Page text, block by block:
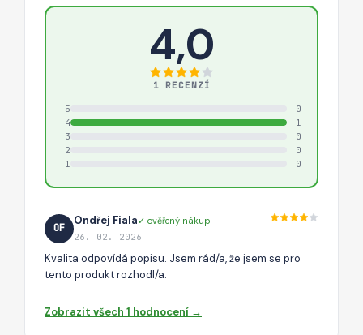
4,0
1 RECENZÍ
5
0
4
1
3
0
2
0
1
0
OF
Ondřej Fiala✓ ověřený nákup
26. 02. 2026
Kvalita odpovídá popisu. Jsem rád/a, že jsem se pro
tento produkt rozhodl/a.
Zobrazit všech 1 hodnocení →